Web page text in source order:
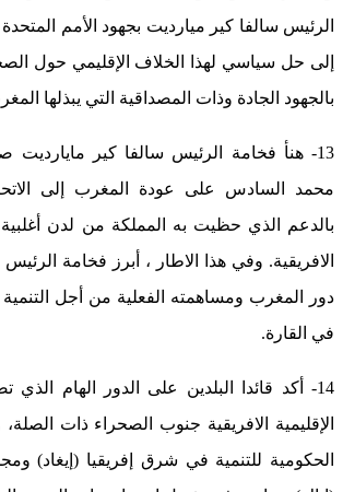
الرئيس سالفا كير ميارديت بجهود الأمم
إلى حل سياسي لهذا الخلاف الإقليمي حول
بالجهود الجادة وذات المصداقية التي يبذلها
13- هنأ فخامة الرئيس سالفا كير مايارديت
محمد السادس على عودة المغرب إلى
بالدعم الذي حظيت به المملكة من لدن
الافريقية. وفي هذا الاطار ، أبرز فخامة
دور المغرب ومساهمته الفعلية من أجل التنمية
في القارة.
14- أكد قائدا البلدين على الدور الهام
الإقليمية الافريقية جنوب الصحراء ذات الصلة،
الحكومية للتنمية في شرق إفريقيا (إيغاد)